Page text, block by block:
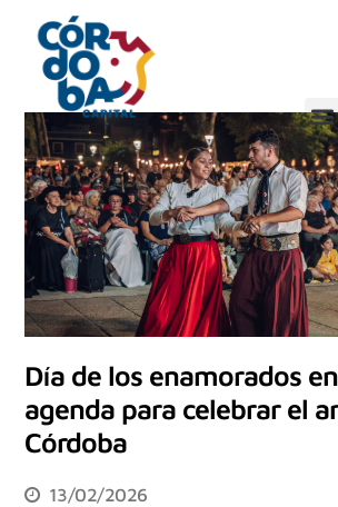
Día de los enamorados
agenda para celebrar el
Córdoba
13/02/2026